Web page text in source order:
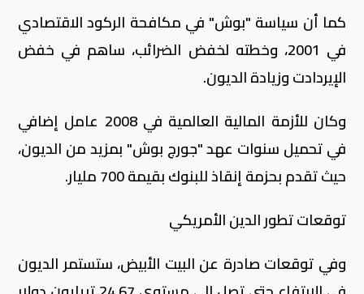
كما أن سياسة "بوش" في مكافحة الركود الاقتصادي
في 2001، وخطته لخفض الضرائب، ساهم في خفض
الإيردادت وزيادة الديون.
وكان للأزمة المالية العالمية في 2008 عامل إضافي
في تحميل سنوات عهد "جورج بوش" بمزيد من الديون،
حيث تقدم بحزمة إنقاذ للبنوك بقيمة 700 مليار.
توقعات تطور الدين الأمريكي
وفي توقعات صادرة عن البيت الأبيض، ستستمر الديون